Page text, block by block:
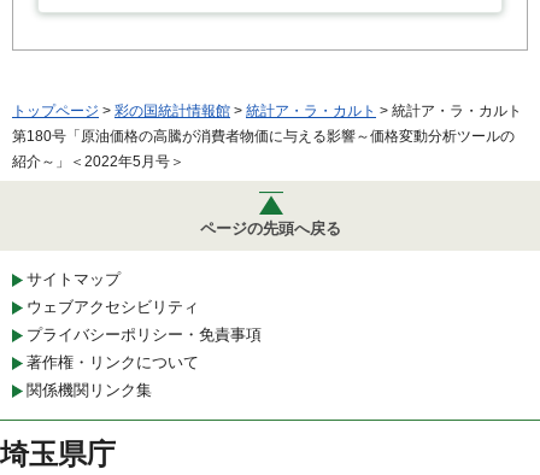
トップページ > 彩の国統計情報館 > 統計ア・ラ・カルト > 統計ア・ラ・カルト
第180号「原油価格の高騰が消費者物価に与える影響～価格変動分析ツールの
紹介～」＜2022年5月号＞
ページの先頭へ戻る
サイトマップ
ウェブアクセシビリティ
プライバシーポリシー・免責事項
著作権・リンクについて
関係機関リンク集
埼玉県庁